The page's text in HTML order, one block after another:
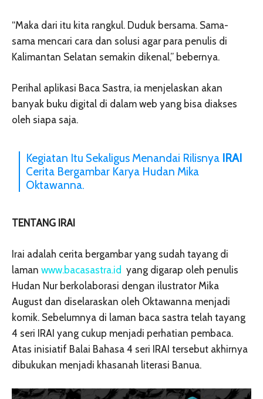
“Maka dari itu kita rangkul. Duduk bersama. Sama-
sama mencari cara dan solusi agar para penulis di
Kalimantan Selatan semakin dikenal,” bebernya.
Perihal aplikasi Baca Sastra, ia menjelaskan akan
banyak buku digital di dalam web yang bisa diakses
oleh siapa saja.
Kegiatan Itu Sekaligus Menandai Rilisnya IRAI
Cerita Bergambar Karya Hudan Mika
Oktawanna.
TENTANG IRAI
Irai adalah cerita bergambar yang sudah tayang di
laman www.bacasastra.id yang digarap oleh penulis
Hudan Nur berkolaborasi dengan ilustrator Mika
August dan diselaraskan oleh Oktawanna menjadi
komik. Sebelumnya di laman baca sastra telah tayang
4 seri IRAI yang cukup menjadi perhatian pembaca.
Atas inisiatif Balai Bahasa 4 seri IRAI tersebut akhirnya
dibukukan menjadi khasanah literasi Banua.